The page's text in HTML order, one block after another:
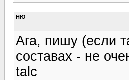
НЮ
Ага, пишу (если
составах - не
talc